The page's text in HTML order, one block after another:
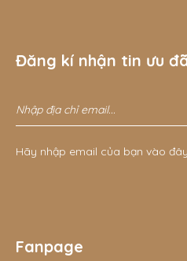
Đăng kí nhận tin ưu
Hãy nhập email của bạn vào
Fanpage